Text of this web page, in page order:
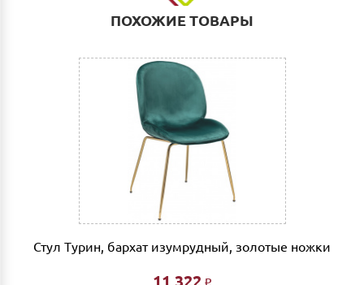
такими транспортными компаниями как: ПЭК, СДЭК,
Деловые линии. Оплата услуг транспортной
Выгрузка и сборка
Подъем мебели до первого этажа или любого этажа
при наличии исправного лифта 400 руб., подъем без
лифта 200 руб/этаж.
Сборка мебели рассчитывается автоматически при
совершении заказа в интернет магазине и является
фиксированной- 3% от стоимости заказа.
Дата доставки, выгрузки и сборки обговаривается
индивидуально.
Ждем Вас в нашем салоне и желаем Вам приятных
ПОХОЖИЕ ТОВАРЫ
Стул Турин, бархат изумрудный, золотые ножки